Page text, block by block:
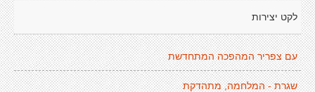
לקט יצירות
עם צפריר המהפכה המתחדשת
שגרת - המלחמה, מתהדקת